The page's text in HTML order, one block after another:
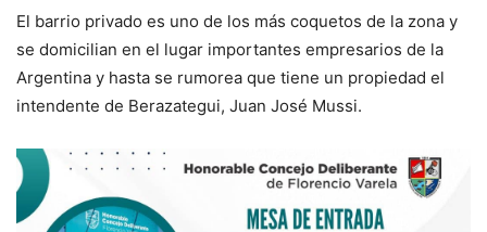
El barrio privado es uno de los más coquetos de la zona y
se domicilian en el lugar importantes empresarios de la
Argentina y hasta se rumorea que tiene un propiedad el
intendente de Berazategui, Juan José Mussi.